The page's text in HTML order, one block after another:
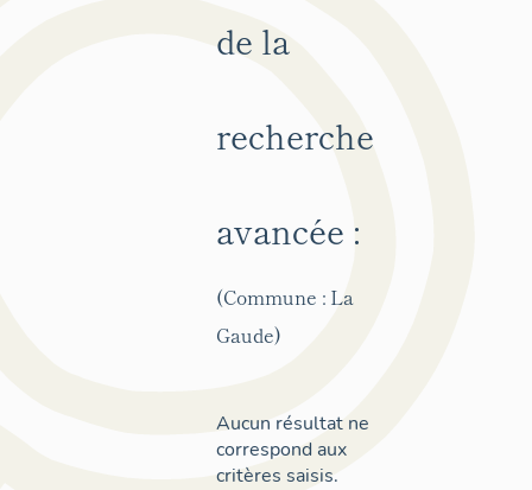
de la
recherche
avancée :
(Commune : La
Gaude)
Aucun résultat ne
correspond aux
critères saisis.